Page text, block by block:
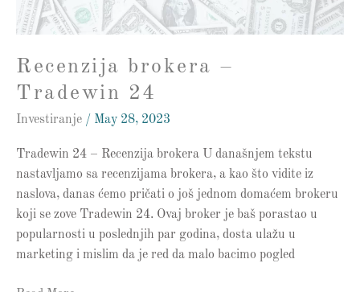
Recenzija brokera –
Tradewin 24
Investiranje / May 28, 2023
Tradewin 24 – Recenzija brokera U današnjem tekstu
nastavljamo sa recenzijama brokera, a kao što vidite iz
naslova, danas ćemo pričati o još jednom domaćem brokeru
koji se zove Tradewin 24. Ovaj broker je baš porastao u
popularnosti u poslednjih par godina, dosta ulažu u
marketing i mislim da je red da malo bacimo pogled